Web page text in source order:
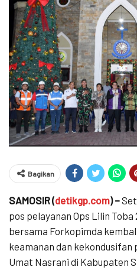
Bagikan
SAMOSIR (detikgp.com) –
pos pelayanan Ops Lilin
bersama Forkopimda
keamanan dan
Umat Nasrani di Kabupaten